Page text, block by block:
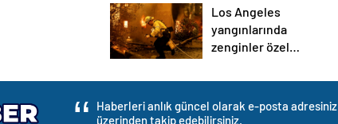
Los Angeles
yangınlarında
zenginler özel
yöneldi: Saati 2 bin
dolar
Haberleri anlık güncel olarak e-posta adresiniz
üzerinden takip edebilirsiniz.